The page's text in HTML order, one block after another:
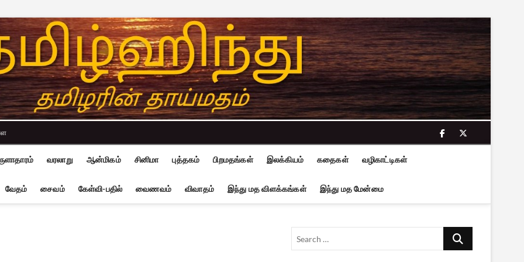
facebook
twitter
வரலாறு ஆன்மிகம் சினிமா புத்தகம் பிறமதங்கள் இலக்கியம் கதைகள் வழிகாட்டிகள்
வேதம் சைவம் கேள்வி-பதில் வைணவம் விவாதம் இந்து மத விளக்கங்கள் இந்து மத மேன்மை
Search